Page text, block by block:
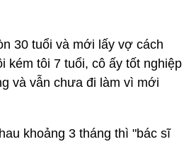
30 tuổi và mới lấy vợ cách
kém tôi 7 tuổi, cô ấy tốt nghiệp
và vẫn chưa đi làm vì mới
khoảng 3 tháng thì "bác sĩ